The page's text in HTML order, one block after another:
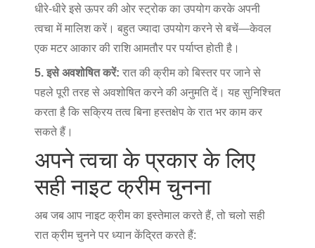
धीरे-धीरे इसे ऊपर की ओर स्ट्रोक का उपयोग करके अपनी
त्वचा में मालिश करें। बहुत ज्यादा उपयोग करने से बचें—केवल
एक मटर आकार की राशि आमतौर पर पर्याप्त होती है।
5. इसे अवशोषित करें: रात की क्रीम को बिस्तर पर जाने से
पहले पूरी तरह से अवशोषित करने की अनुमति दें। यह सुनिश्चित
करता है कि सक्रिय तत्व बिना हस्तक्षेप के रात भर काम कर
सकते हैं।
अपने त्वचा के प्रकार के लिए
सही नाइट क्रीम चुनना
अब जब आप नाइट क्रीम का इस्तेमाल करते हैं, तो चलो सही
रात क्रीम चुनने पर ध्यान केंद्रित करते हैं: